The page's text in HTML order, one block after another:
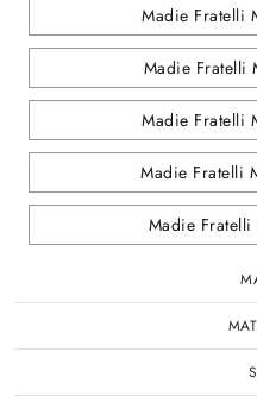
Madie Fratelli
Madie Fratelli
Madie Fratelli
Madie Fratelli
Madie